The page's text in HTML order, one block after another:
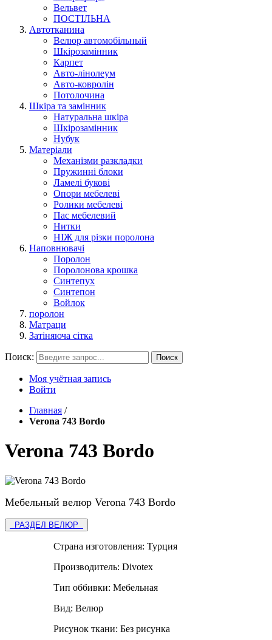
Вельвет
ПОСТІЛЬНА
Автотканина
Велюр автомобільный
Шкірозамінник
Карпет
Авто-лінолеум
Авто-ковролін
Потолочина
Шкіра та замінник
Натуральна шкіра
Шкірозамінник
Нубук
Матеріали
Механізми разкладки
Пружинні блоки
Ламелі букові
Опори мебелеві
Ролики мебелеві
Пас мебелевий
Нитки
НІЖ для різки поролона
Наповнювачі
Поролон
Поролонова крошка
Синтепух
Синтепон
Войлок
поролон
Матраци
Затіняюча сітка
Поиск: Поиск
Моя учётная запись
Войти
Главная /
Verona 743 Bordo
Verona 743 Bordo
Мебельный велюр Verona 743 Bordo
РАЗДЕЛ ВЕЛЮР
Страна изготовления: Турция
Производитель: Divotex
Тип оббивки: Мебельная
Вид: Велюр
Рисунок ткани: Без рисунка